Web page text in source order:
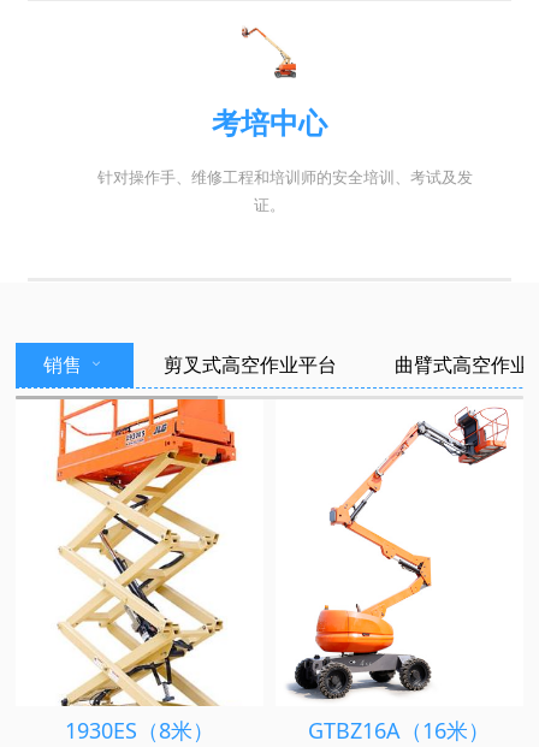
考培中心
针对操作手、维修工程和培训师的安全培训、考试及发
证。
销售 剪叉式高空作业平台 曲臂式高空作业
1930ES（8米） GTBZ16A（16米）